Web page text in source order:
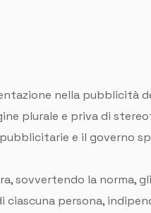
nella pubblicità
plurale e priva di
e il governo
sovvertendo la norma,
persona,